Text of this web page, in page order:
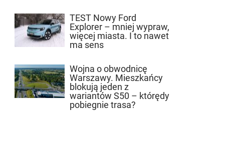
TEST Nowy Ford
Explorer – mniej wypraw,
więcej miasta. I to nawet
ma sens
Wojna o obwodnicę
Warszawy. Mieszkańcy
blokują jeden z
wariantów S50 – którędy
pobiegnie trasa?